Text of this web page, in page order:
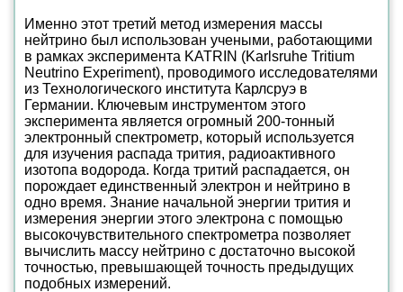
Именно этот третий метод измерения массы
нейтрино был использован учеными, работающими
в рамках эксперимента KATRIN (Karlsruhe Tritium
Neutrino Experiment), проводимого исследователями
из Технологического института Карлсруэ в
Германии. Ключевым инструментом этого
эксперимента является огромный 200-тонный
электронный спектрометр, который используется
для изучения распада трития, радиоактивного
изотопа водорода. Когда тритий распадается, он
порождает единственный электрон и нейтрино в
одно время. Знание начальной энергии трития и
измерения энергии этого электрона с помощью
высокочувствительного спектрометра позволяет
вычислить массу нейтрино с достаточно высокой
точностью, превышающей точность предыдущих
подобных измерений.